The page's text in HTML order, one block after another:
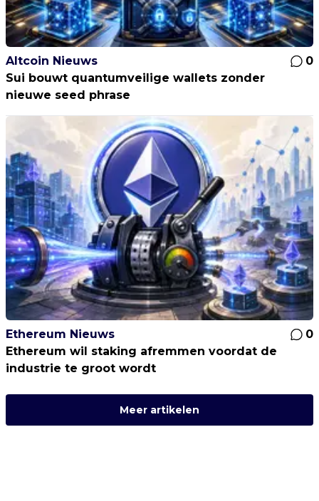
Altcoin Nieuws
0
Sui bouwt quantumveilige wallets zonder
nieuwe seed phrase
Ethereum Nieuws
0
Ethereum wil staking afremmen voordat de
industrie te groot wordt
Meer artikelen